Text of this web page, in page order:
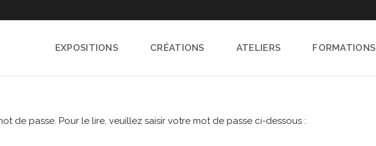
EXPOSITIONS CRÉATIONS ATELIERS FORMATIONS
de passe. Pour le lire, veuillez saisir votre mot de passe ci-dessous :